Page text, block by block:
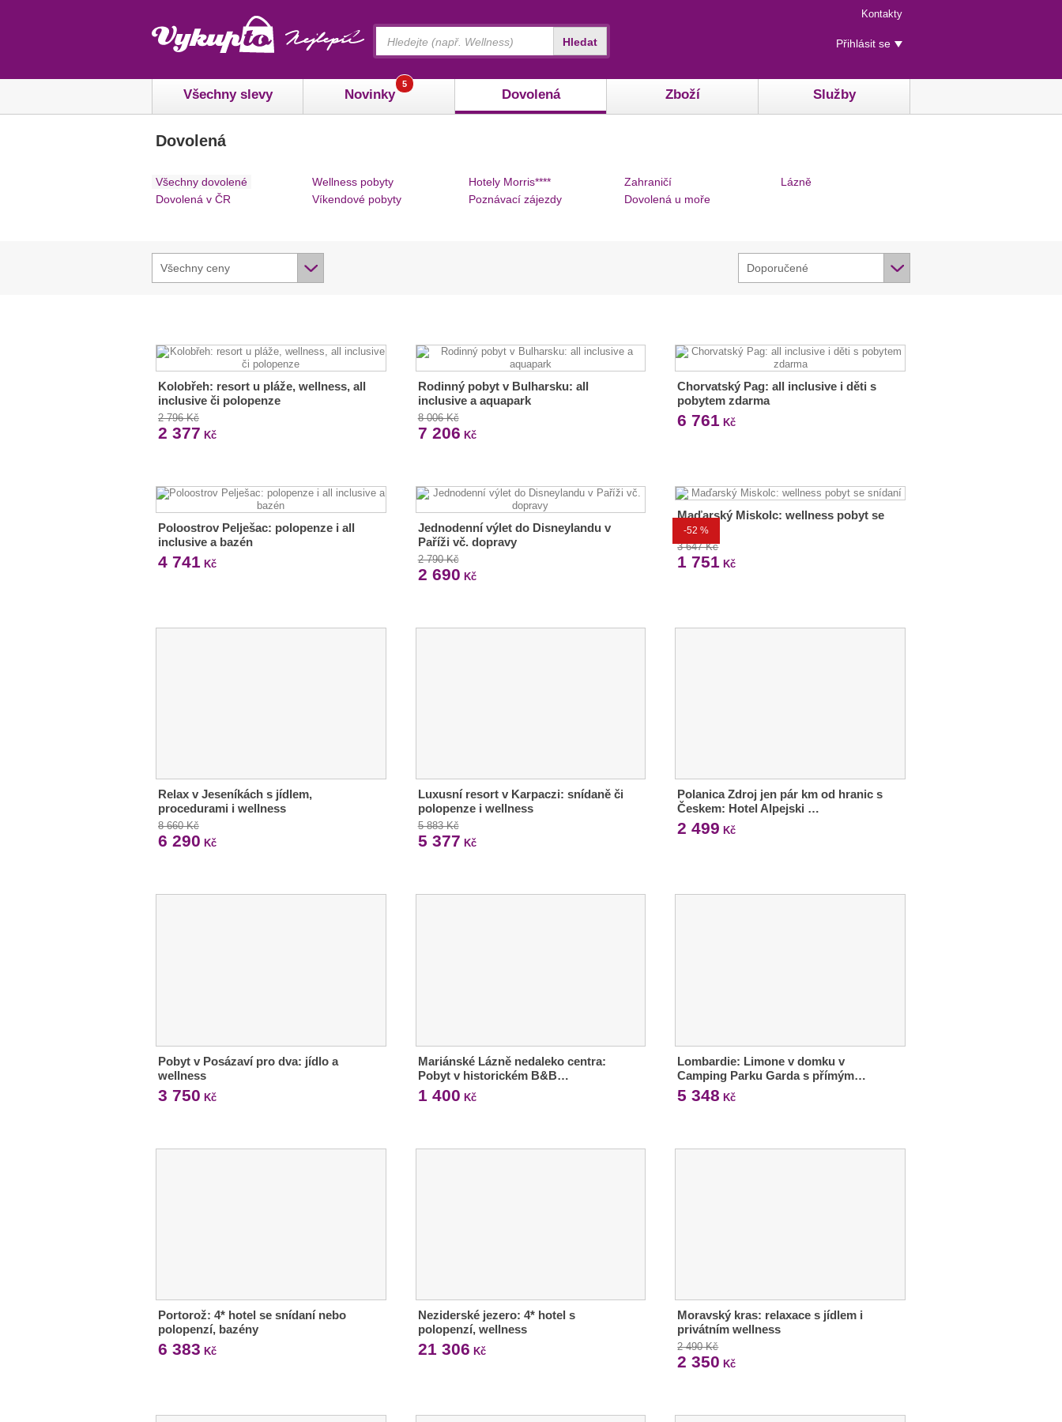
Menu
rychlého
přístupu
Kontakty
Uživatelské
menu
Přihlásit se
Všechny slevy Novinky
5
Dovolená Zboží Služby
Hledat
Dovolená
Všechny dovolené
Dovolená v ČR
Wellness pobyty
Víkendové pobyty
Hotely Morris****
Poznávací zájezdy
Zahraničí
Dovolená u moře
Lázně
Všechny ceny Doporučené
Kolobřeh: resort u pláže, wellness, all
inclusive či polopenze
2 796 Kč
2 377 Kč
Rodinný pobyt v Bulharsku: all
inclusive a aquapark
8 006 Kč
7 206 Kč
Chorvatský Pag: all inclusive i děti s
pobytem zdarma
6 761 Kč
Poloostrov Pelješac: polopenze i all
inclusive a bazén
4 741 Kč
Jednodenní výlet do Disneylandu v
Paříži vč. dopravy
2 790 Kč
2 690 Kč
-52 %
Maďarský Miskolc: wellness pobyt se
snídaní
3 647 Kč
1 751 Kč
Relax v Jeseníkách s jídlem,
procedurami i wellness
8 660 Kč
6 290 Kč
Luxusní resort v Karpaczi: snídaně či
polopenze i wellness
5 883 Kč
5 377 Kč
Polanica Zdroj jen pár km od hranic s
Českem: Hotel Alpejski …
2 499 Kč
Pobyt v Posázaví pro dva: jídlo a
wellness
3 750 Kč
Mariánské Lázně nedaleko centra:
Pobyt v historickém B&B…
1 400 Kč
Lombardie: Limone v domku v
Camping Parku Garda s přímým…
5 348 Kč
Portorož: 4* hotel se snídaní nebo
polopenzí, bazény
6 383 Kč
Neziderské jezero: 4* hotel s
polopenzí, wellness
21 306 Kč
Moravský kras: relaxace s jídlem i
privátním wellness
2 490 Kč
2 350 Kč